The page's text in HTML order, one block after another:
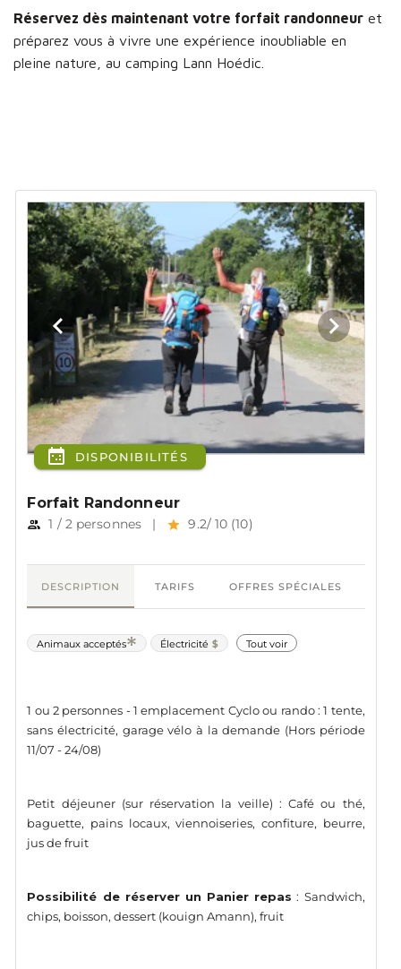
Réservez dès maintenant votre forfait randonneuret
préparez vous à vivre une expérience inoubliable en
pleine nature, au camping Lann Hoédic.